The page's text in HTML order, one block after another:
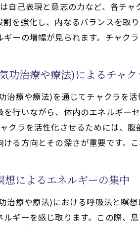
気功(
エネル
気功(天
クンダ
気功(天
チャクラ覚
気功(天
内なる
チャク
気功(天
チャク
自己表現と意志の力など、各チ
割を強化し、内なるバランスを取
ギーの増幅が見られます。チャク
功治療や療法)によるチャ
治療や療法)を通じてチャクラを
を行いながら、体内のエネルギー
クラを活性化させるためには、
ける方向とその深さが重要です。
想によるエネルギーの集中
治療や療法)における呼吸法と瞑
ルギーを感じ取ります。この際、